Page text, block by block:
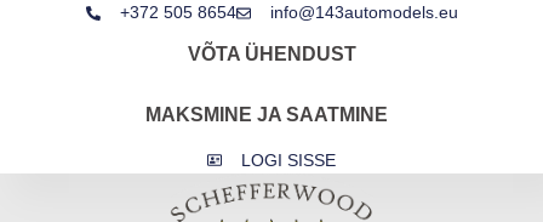
+372 505 8654 info@143automodels.eu
VÕTA ÜHENDUST
MAKSMINE JA SAATMINE
LOGI SISSE